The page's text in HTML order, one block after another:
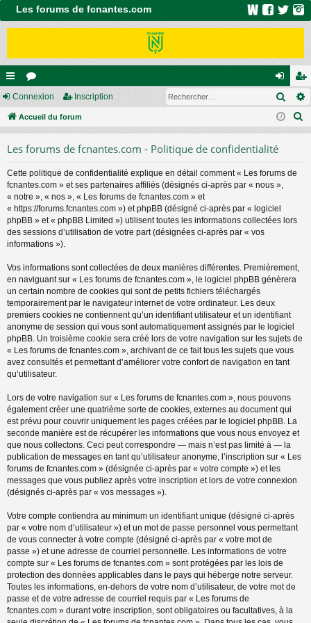
Les forums de fcnantes.com
ac
co
s
or
u
on
ne
ns
cri
Connexion Inscription
Accueil du forum
Les forums de fcnantes.com - Politique de confidentialité
Cette politique de confidentialité explique en détail comment « Les forums de
fcnantes.com » et ses partenaires affiliés (désignés ci-après par « nous »,
« notre », « nos », « Les forums de fcnantes.com » et
« https://forums.fcnantes.com ») et phpBB (désigné ci-après par « logiciel
phpBB » et « phpBB Limited ») utilisent toutes les informations collectées lors
des sessions d’utilisation de votre part (désignées ci-après par « vos
informations »).
Vos informations sont collectées de deux manières différentes. Premièrement,
en naviguant sur « Les forums de fcnantes.com », le logiciel phpBB génèrera
un certain nombre de cookies qui sont de petits fichiers téléchargés
temporairement par le navigateur internet de votre ordinateur. Les deux
premiers cookies ne contiennent qu’un identifiant utilisateur et un identifiant
anonyme de session qui vous sont automatiquement assignés par le logiciel
phpBB. Un troisième cookie sera créé lors de votre navigation sur les sujets de
« Les forums de fcnantes.com », archivant de ce fait tous les sujets que vous
avez consultés et permettant d’améliorer votre confort de navigation en tant
qu’utilisateur.
Lors de votre navigation sur « Les forums de fcnantes.com », nous pouvons
également créer une quatrième sorte de cookies, externes au document qui
est prévu pour couvrir uniquement les pages créées par le logiciel phpBB. La
seconde manière est de récupérer les informations que vous nous envoyez et
que nous collectons. Ceci peut correspondre — mais n’est pas limité à — la
publication de messages en tant qu’utilisateur anonyme, l’inscription sur « Les
forums de fcnantes.com » (désignée ci-après par « votre compte ») et les
messages que vous publiez après votre inscription et lors de votre connexion
(désignés ci-après par « vos messages »).
Votre compte contiendra au minimum un identifiant unique (désigné ci-après
par « votre nom d’utilisateur ») et un mot de passe personnel vous permettant
de vous connecter à votre compte (désigné ci-après par « votre mot de
passe ») et une adresse de courriel personnelle. Les informations de votre
compte sur « Les forums de fcnantes.com » sont protégées par les lois de
protection des données applicables dans le pays qui héberge notre serveur.
Toutes les informations, en-dehors de votre nom d’utilisateur, de votre mot de
passe et de votre adresse de courriel requis par « Les forums de
fcnantes.com » durant votre inscription, sont obligatoires ou facultatives, à la